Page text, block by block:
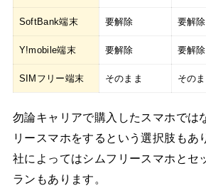
SoftBank端末 要解除 要解除
Y!mobile端末 要解除 要解除
SIMフリー端末 そのまま その
勿論キャリアで購入したスマホでは
リースマホをするという選択肢もあ
社によってはシムフリースマホとセ
ランもあります。